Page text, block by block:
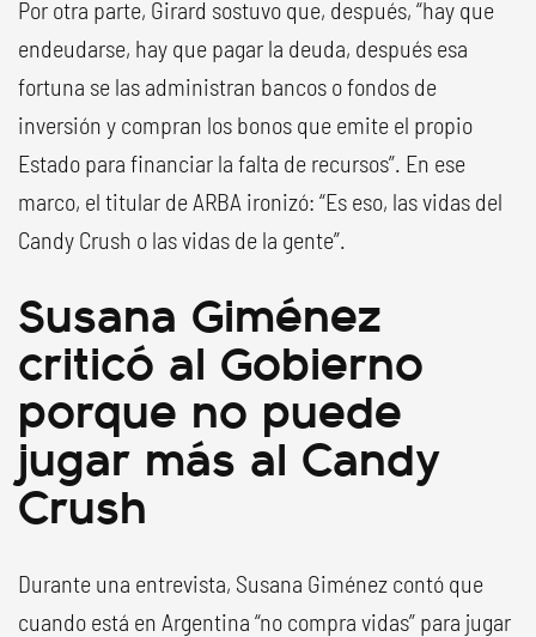
Por otra parte, Girard sostuvo que, después, “hay que
endeudarse, hay que pagar la deuda, después esa
fortuna se las administran bancos o fondos de
inversión y compran los bonos que emite el propio
Estado para financiar la falta de recursos”. En ese
marco, el titular de ARBA ironizó: “Es eso, las vidas del
Candy Crush o las vidas de la gente”.
Susana Giménez
criticó al Gobierno
porque no puede
jugar más al Candy
Crush
Durante una entrevista, Susana Giménez contó que
cuando está en Argentina “no compra vidas” para jugar